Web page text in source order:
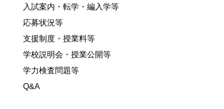
入試案内・転学・編入学等
応募状況等
支援制度・授業料等
学校説明会・授業公開等
学力検査問題等
Q&A